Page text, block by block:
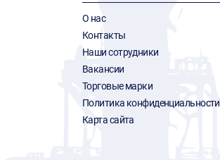
О нас
Контакты
Наши сотрудники
Вакансии
Торговые марки
Политика конфиденциальности
Карта сайта